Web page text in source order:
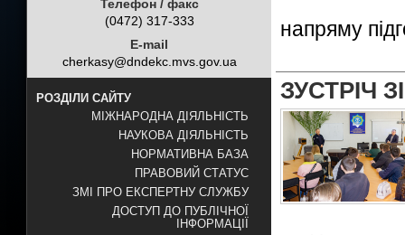
Телефон / факс
(0472) 317-333
E-mail
cherkasy@dndekc.mvs.gov.ua
РОЗДІЛИ САЙТУ
МІЖНАРОДНА ДІЯЛЬНІСТЬ
НАУКОВА ДІЯЛЬНІСТЬ
НОРМАТИВНА БАЗА
ПРАВОВИЙ СТАТУС
ЗМІ ПРО ЕКСПЕРТНУ СЛУЖБУ
ДОСТУП ДО ПУБЛІЧНОЇ
ІНФОРМАЦІЇ
напряму
ЗУСТРІЧ